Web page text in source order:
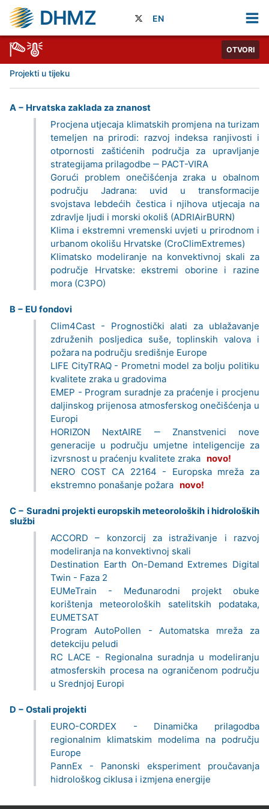
DHMZ EN
OTVORI
Projekti u tijeku
A − Hrvatska zaklada za znanost
Procjena utjecaja klimatskih promjena na turizam
temeljen na prirodi: razvoj indeksa ranjivosti i
otpornosti zaštićenih područja za upravljanje
strategijama prilagodbe ‒ PACT-VIRA
Gorući problem onečišćenja zraka u obalnom
području Jadrana: uvid u transformacije
svojstava lebdećih čestica i njihova utjecaja na
zdravlje ljudi i morski okoliš (ADRIAirBURN)
Klima i ekstremni vremenski uvjeti u prirodnom i
urbanom okolišu Hrvatske (CroClimExtremes)
Klimatsko modeliranje na konvektivnoj skali za
područje Hrvatske: ekstremi oborine i razine
mora (C3PO)
B − EU fondovi
Clim4Cast - Prognostički alati za ublažavanje
združenih posljedica suše, toplinskih valova i
požara na području središnje Europe
LIFE CityTRAQ - Prometni model za bolju politiku
kvalitete zraka u gradovima
EMEP - Program suradnje za praćenje i procjenu
daljinskog prijenosa atmosferskog onečišćenja u
Europi
HORIZON NextAIRE ‒ Znanstvenici nove
generacije u području umjetne inteligencije za
izvrsnost u praćenju kvalitete zraka novo!
NERO COST CA 22164 - Europska mreža za
ekstremno ponašanje požara novo!
C − Suradni projekti europskih meteoroloških i hidroloških
službi
ACCORD – konzorcij za istraživanje i razvoj
modeliranja na konvektivnoj skali
Destination Earth On-Demand Extremes Digital
Twin - Faza 2
EUMeTrain - Međunarodni projekt obuke
korištenja meteoroloških satelitskih podataka,
EUMETSAT
Program AutoPollen - Automatska mreža za
detekciju peludi
RC LACE - Regionalna suradnja u modeliranju
atmosferskih procesa na ograničenom području
u Srednjoj Europi
D − Ostali projekti
EURO-CORDEX - Dinamička prilagodba
regionalnim klimatskim modelima na području
Europe
PannEx - Panonski eksperiment proučavanja
hidrološkog ciklusa i izmjena energije